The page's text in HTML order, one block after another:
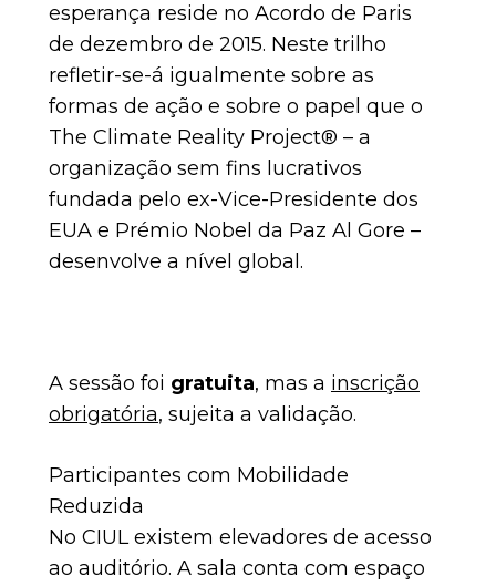
esperança reside no Acordo de Paris
de dezembro de 2015. Neste trilho
refletir-se-á igualmente sobre as
formas de ação e sobre o papel que o
The Climate Reality Project® – a
organização sem fins lucrativos
fundada pelo ex-Vice-Presidente dos
EUA e Prémio Nobel da Paz Al Gore –
desenvolve a nível global.
A sessão foi gratuita, mas a inscrição
obrigatória, sujeita a validação.
Participantes com Mobilidade
Reduzida
No CIUL existem elevadores de acesso
ao auditório. A sala conta com espaço